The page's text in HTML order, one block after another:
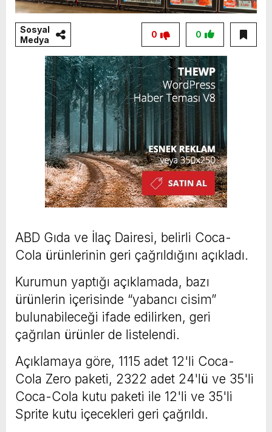
Sosyal
Medya
0
0
ABD Gıda ve İlaç Dairesi, belirli Coca-
Cola ürünlerinin geri çağrıldığını açıkladı.
Kurumun yaptığı açıklamada, bazı
ürünlerin içerisinde “yabancı cisim”
bulunabileceği ifade edilirken, geri
çağrılan ürünler de listelendi.
Açıklamaya göre, 1115 adet 12'li Coca-
Cola Zero paketi, 2322 adet 24'lü ve 35'li
Coca-Cola kutu paketi ile 12'li ve 35'li
Sprite kutu içecekleri geri çağrıldı.